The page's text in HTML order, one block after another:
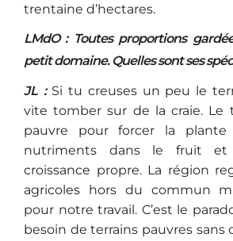
trentaine d’hectares.
LMdO : Toutes proportions
petit domaine. Quelles sont ses
JL : Si tu creuses un peu le
vite tomber sur de la craie. Le
pauvre pour forcer la
nutriments dans le fruit et
croissance propre. La région
agricoles hors du commun
pour notre travail. C’est le
besoin de terrains pauvres sans